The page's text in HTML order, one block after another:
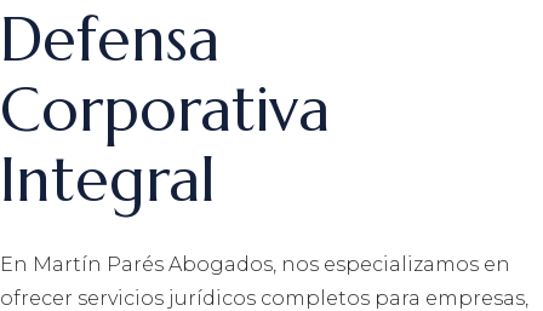
Defensa
Corporativa
Integral
En Martín Parés Abogados, nos especializamos en
ofrecer servicios jurídicos completos para empresas,